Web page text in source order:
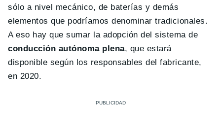
sólo a nivel mecánico, de baterías y demás
elementos que podríamos denominar tradicionales.
A eso hay que sumar la adopción del sistema de
conducción autónoma plena, que estará
disponible según los responsables del fabricante,
en 2020.